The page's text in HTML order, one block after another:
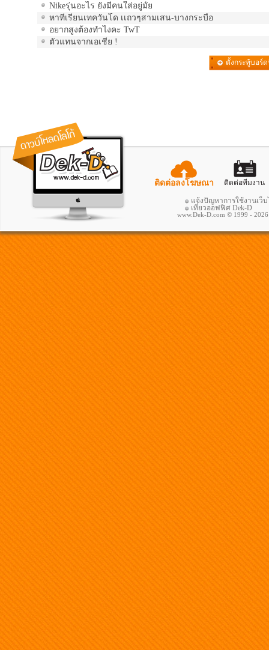
Nikeรุ่นอะไร ยังมีคนใส่อยู่มั้ย
หาที่เรียนเทควันโด เเถวๆสามเสน-บางกระบือ
อยากสูงต้องทำไงคะ TwT
ตัวแทนจากเอเชีย !
ตั้งกระทู้บอร์
ติดต่อลงโฆษณา ติดต่อทีมงาน
แจ้งปัญหาการใช้งานเว็
เที่ยวออฟฟิศ Dek-D
www.Dek-D.com © 1999 -